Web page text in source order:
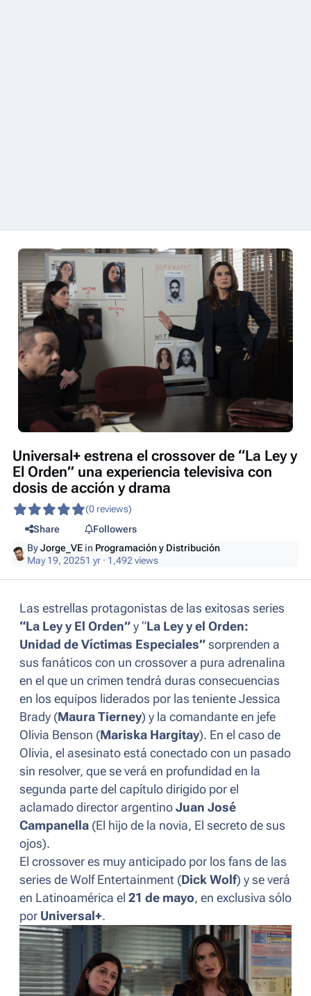
Universal+ estrena el crossover de “La Ley y
El Orden” una experiencia televisiva con
dosis de acción y drama
(0 reviews)
Share
Followers
ByJorge_VE in Programación y Distribución
May 19, 20251 yr · 1,492 views
Las estrellas protagonistas de las exitosas series
“La Ley y El Orden” y “La Ley y el Orden:
Unidad de Víctimas Especiales” sorprenden a
sus fanáticos con un crossover a pura adrenalina
en el que un crimen tendrá duras consecuencias
en los equipos liderados por las teniente Jessica
Brady (Maura Tierney) y la comandante en jefe
Olivia Benson (Mariska Hargitay). En el caso de
Olivia, el asesinato está conectado con un pasado
sin resolver, que se verá en profundidad en la
segunda parte del capítulo dirigido por el
aclamado director argentino Juan José
Campanella (El hijo de la novia, El secreto de sus
ojos).
El crossover es muy anticipado por los fans de las
series de Wolf Entertainment (Dick Wolf) y se verá
en Latinoamérica el 21 de mayo, en exclusiva sólo
por Universal+.